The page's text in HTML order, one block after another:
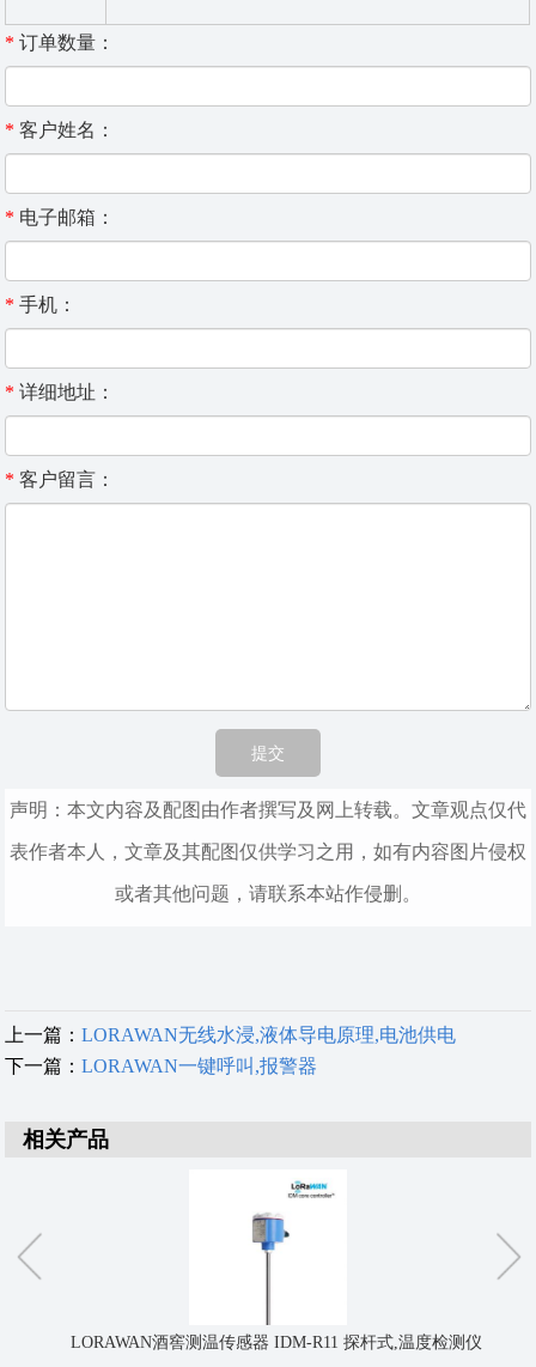
* 订单数量：
* 客户姓名：
* 电子邮箱：
* 手机：
* 详细地址：
* 客户留言：
声明：本文内容及配图由作者撰写及网上转载。文章观点仅代
表作者本人，文章及其配图仅供学习之用，如有内容图片侵权
或者其他问题，请联系本站作侵删。
上一篇：LORAWAN无线水浸,液体导电原理,电池供电
下一篇：LORAWAN一键呼叫,报警器
相关产品
LORAWAN酒窖测温传感器 IDM-R11 探杆式,温度检测仪